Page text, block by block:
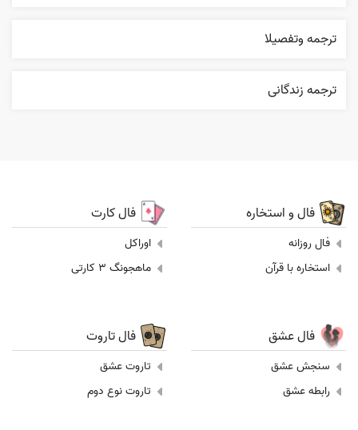
ترجمه وتفصيلا
ترجمه زندگانی
فال و استخاره
فال روزانه
استخاره با قرآن
فال کارت
اوراکل
ماهجونگ 3 کارتی
فال عشق
سنجش عشق
رابطه عشق
فال تاروت
تاروت عشق
تاروت نوع دوم